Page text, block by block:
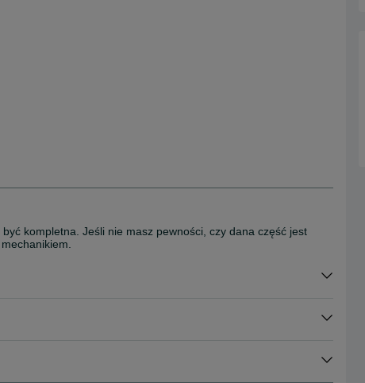
kompletna. Jeśli nie masz pewności, czy dana część jest